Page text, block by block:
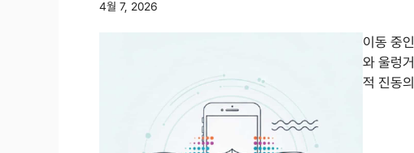
4월 7, 2026
이동 중
와 울렁
적 진동